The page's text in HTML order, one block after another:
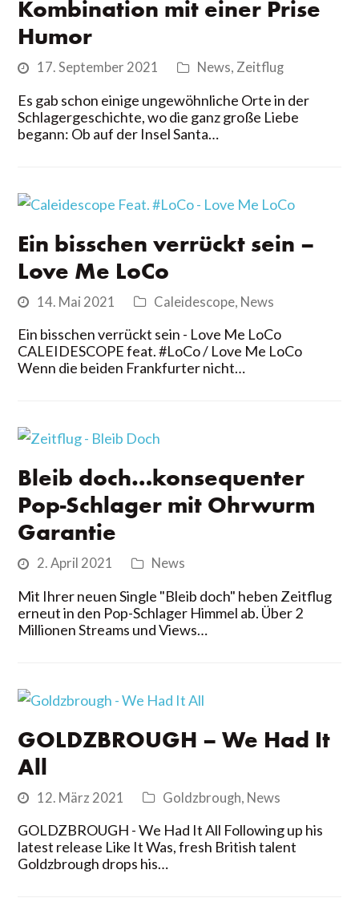
Kombination mit einer Prise
Humor
17. September 2021 News, Zeitflug
Es gab schon einige ungewöhnliche Orte in der
Schlagergeschichte, wo die ganz große Liebe
begann: Ob auf der Insel Santa…
Ein bisschen verrückt sein –
Love Me LoCo
14. Mai 2021 Caleidescope, News
Ein bisschen verrückt sein - Love Me LoCo
CALEIDESCOPE feat. #LoCo / Love Me LoCo
Wenn die beiden Frankfurter nicht…
Bleib doch…konsequenter
Pop-Schlager mit Ohrwurm
Garantie
2. April 2021 News
Mit Ihrer neuen Single "Bleib doch" heben Zeitflug
erneut in den Pop-Schlager Himmel ab. Über 2
Millionen Streams und Views…
GOLDZBROUGH – We Had It
All
12. März 2021 Goldzbrough, News
GOLDZBROUGH - We Had It All Following up his
latest release Like It Was, fresh British talent
Goldzbrough drops his…